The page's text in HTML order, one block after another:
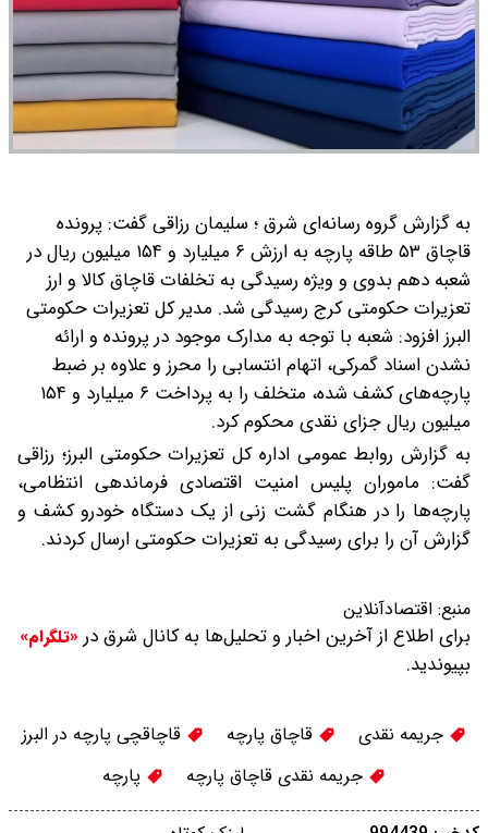
به گزارش گروه رسانه‌ای شرق ؛ سلیمان رزاقی گفت: پرونده
قاچاق ۵۳ طاقه پارچه به ارزش ۶ میلیارد و ۱۵۴ میلیون ریال در
شعبه دهم بدوی و ویژه رسیدگی به تخلفات قاچاق کالا و ارز
تعزیرات حکومتی کرج رسیدگی شد. مدیر کل تعزیرات حکومتی
البرز افزود: شعبه با توجه به مدارک موجود در پرونده و ارائه
نشدن اسناد گمرکی، اتهام انتسابی را محرز و علاوه بر ضبط
پارچه‌های کشف شده، متخلف را به پرداخت ۶ میلیارد و ۱۵۴
میلیون ریال جزای نقدی محکوم کرد.
به گزارش روابط عمومی اداره کل تعزیرات حکومتی البرز؛ رزاقی
گفت: ماموران پلیس امنیت اقتصادی فرماندهی انتظامی،
پارچه‌ها را در هنگام گشت زنی از یک دستگاه خودرو کشف و
گزارش آن را برای رسیدگی به تعزیرات حکومتی ارسال کردند.
منبع: اقتصادآنلاین
برای اطلاع از آخرین اخبار و تحلیل‌ها به کانال شرق در «تلگرام»
بپیوندید.
جریمه نقدی قاچاق پارچه
قاچاقچی پارچه در البرز
جریمه نقدی قاچاق پارچه
پارچه